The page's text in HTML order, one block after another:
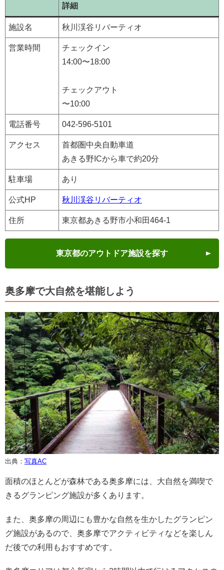
詳細
施設名 秋川渓谷リバーティオ
営業時間
チェックイン
14:00〜18:00
チェックアウト
〜10:00
電話番号 042-596-5101
アクセス
首都圏中央自動車道
あきる野ICから車で約20分
駐車場 あり
公式HP 秋川渓谷リバーティオ
住所 東京都あきる野市小和田464-1
東京都のアウトドア施設を探す
奥多摩で大自然を堪能しよう
出典： 写真AC
面積のほとんどが森林である奥多摩には、大自然を満喫で
きるグランピング施設が多くあります。
また、奥多摩の周辺にも豊かな自然を生かしたグランピン
グ施設があるので、奥多摩でアクティビティなどを楽しん
だ後での利用もおすすめです。